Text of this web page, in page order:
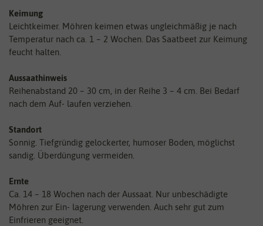
Keimung
Leichtkeimer. Möhren keimen etwas ungleichmäßig je nach
Temperatur nach ca. 1 – 2 Wochen. Das Saatbeet zur Keimung
feucht halten.
Aussaathinweis
Reihenabstand 20 – 30 cm, in der Reihe 3 – 4 cm. Bei Bedarf
nach dem Auf- laufen verziehen.
Standort
Sonnig. Tiefgründig gelockerter, humoser Boden, möglichst
sandig. Überdüngung vermeiden.
Ernte
Ca. 14 – 18 Wochen nach der Aussaat. Nur unbeschädigte
Möhren zur Ein- lagerung verwenden. Auch sehr gut zum
Einfrieren geeignet.